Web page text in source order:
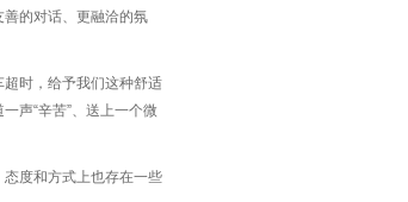
的对话、更融洽的氛
时，给予我们这种舒适
声“辛苦”、送上一个微
度和方式上也存在一些